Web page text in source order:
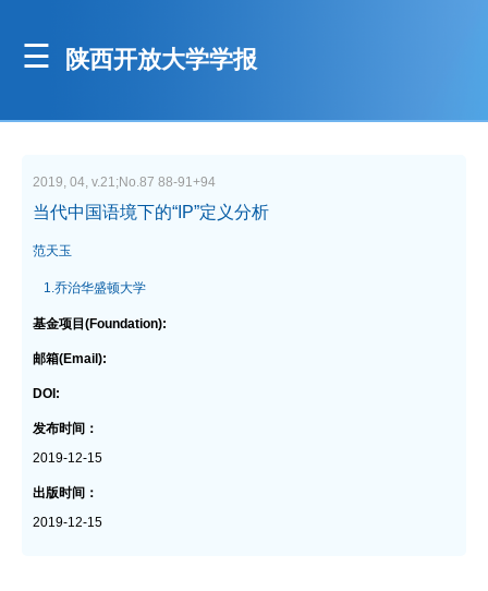
陕西开放大学学报
2019, 04, v.21;No.87 88-91+94
当代中国语境下的“IP”定义分析
范天玉
1.乔治华盛顿大学
基金项目(Foundation):
邮箱(Email):
DOI:
发布时间：
2019-12-15
出版时间：
2019-12-15